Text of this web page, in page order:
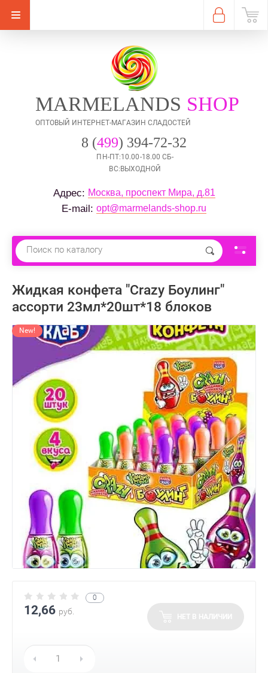
MARMELANDS SHOP
ОПТОВЫЙ ИНТЕРНЕТ-МАГАЗИН СЛАДОСТЕЙ
8 (499) 394-72-32
ПН-ПТ:10.00-18.00 СБ-
ВС:ВЫХОДНОЙ
Адрес: Москва, проспект Мира, д.81
E-mail: opt@marmelands-shop.ru
Жидкая конфета "Crazy Боулинг"
ассорти 23мл*20шт*18 блоков
New!
0
12,66 руб.